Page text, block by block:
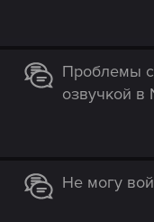
Проблемы с
озвучкой в
Не могу